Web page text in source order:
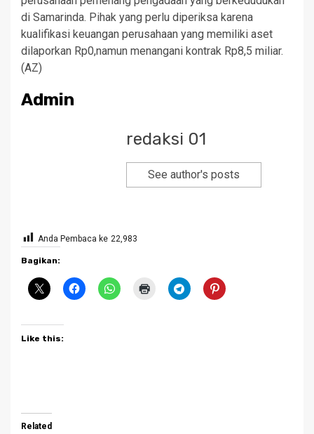
di Samarinda. Pihak yang perlu diperiksa karena
kualifikasi keuangan perusahaan yang memiliki aset
dilaporkan Rp0,namun menangani kontrak Rp8,5 miliar.
(AZ)
Admin
redaksi 01
See author's posts
Anda Pembaca ke 22,983
Bagikan:
Like this:
Related